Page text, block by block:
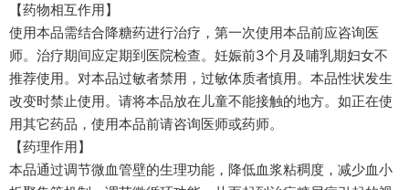
【药物相互作用】
使用本品需结合降糖药进行治疗，第一次使用本品前应咨询医
师。治疗期间应定期到医院检查。妊娠前3个月及哺乳期妇女不
推荐使用。对本品过敏者禁用，过敏体质者慎用。本品性状发生
改变时禁止使用。请将本品放在儿童不能接触的地方。如正在使
用其它药品，使用本品前请咨询医师或药师。
【药理作用】
本品通过调节微血管壁的生理功能，降低血浆粘稠度，减少血小